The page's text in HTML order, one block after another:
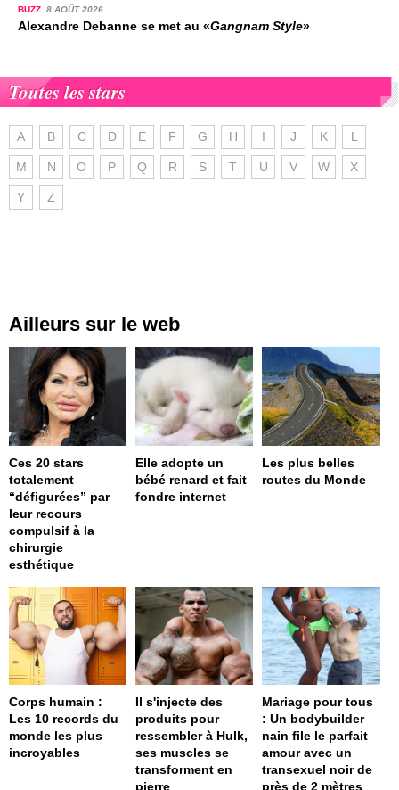
BUZZ 8 AOÛT 2026
Alexandre Debanne se met au «Gangnam Style»
Toutes les stars
A B C D E F G H I J K L
M N O P Q R S T U V W X
Y Z
Ailleurs sur le web
Ces 20 stars
totalement
“défigurées” par
leur recours
compulsif à la
chirurgie
esthétique
Elle adopte un
bébé renard et fait
fondre internet
Les plus belles
routes du Monde
Corps humain :
Les 10 records du
monde les plus
incroyables
Il s'injecte des
produits pour
ressembler à Hulk,
ses muscles se
transforment en
pierre
Mariage pour tous
: Un bodybuilder
nain file le parfait
amour avec un
transexuel noir de
près de 2 mètres